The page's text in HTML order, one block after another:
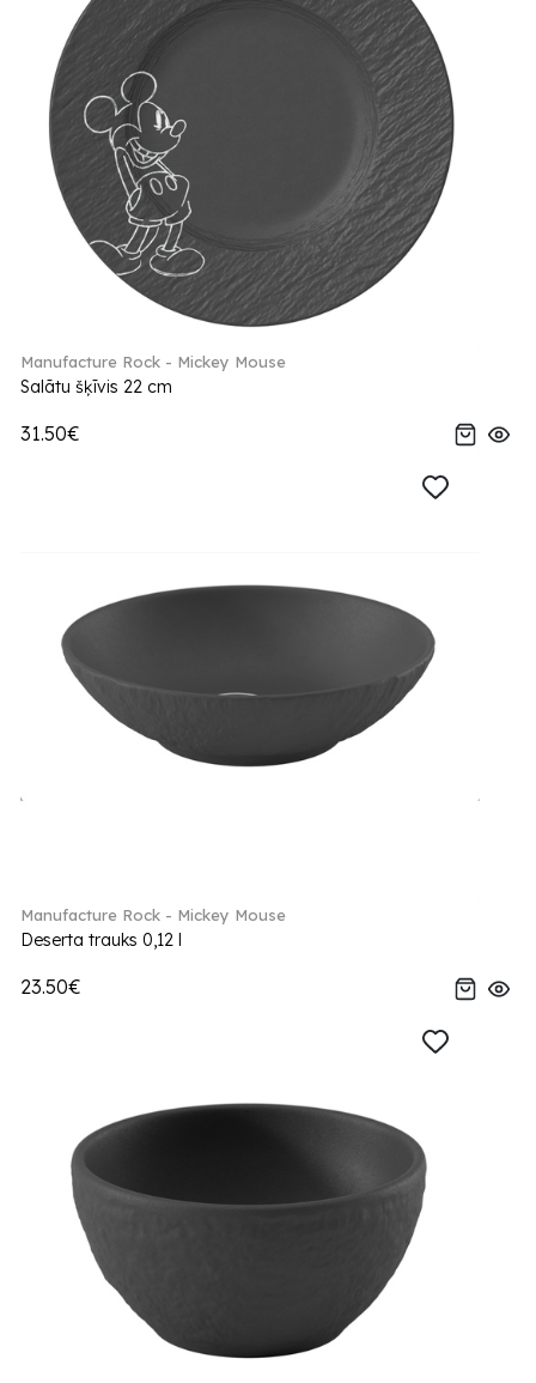
Manufacture Rock - Mickey Mouse
Salātu šķīvis 22 cm
31.50€
Manufacture Rock - Mickey Mouse
Deserta trauks 0,12 l
23.50€